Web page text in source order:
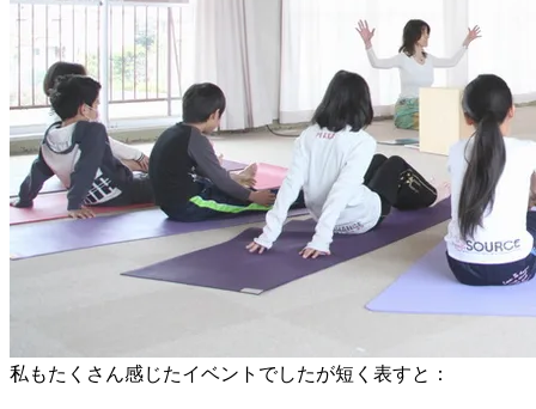
私もたくさん感じたイベントでしたが短く表すと：